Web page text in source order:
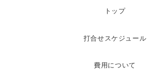
トップ
打合せスケジュール
費用について